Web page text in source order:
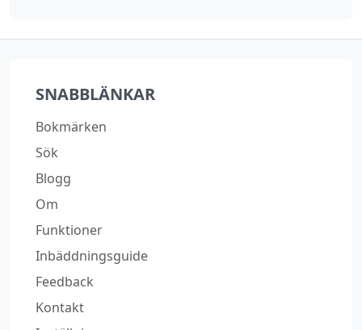
SNABBLÄNKAR
Bokmärken
Sök
Blogg
Om
Funktioner
Inbäddningsguide
Feedback
Kontakt